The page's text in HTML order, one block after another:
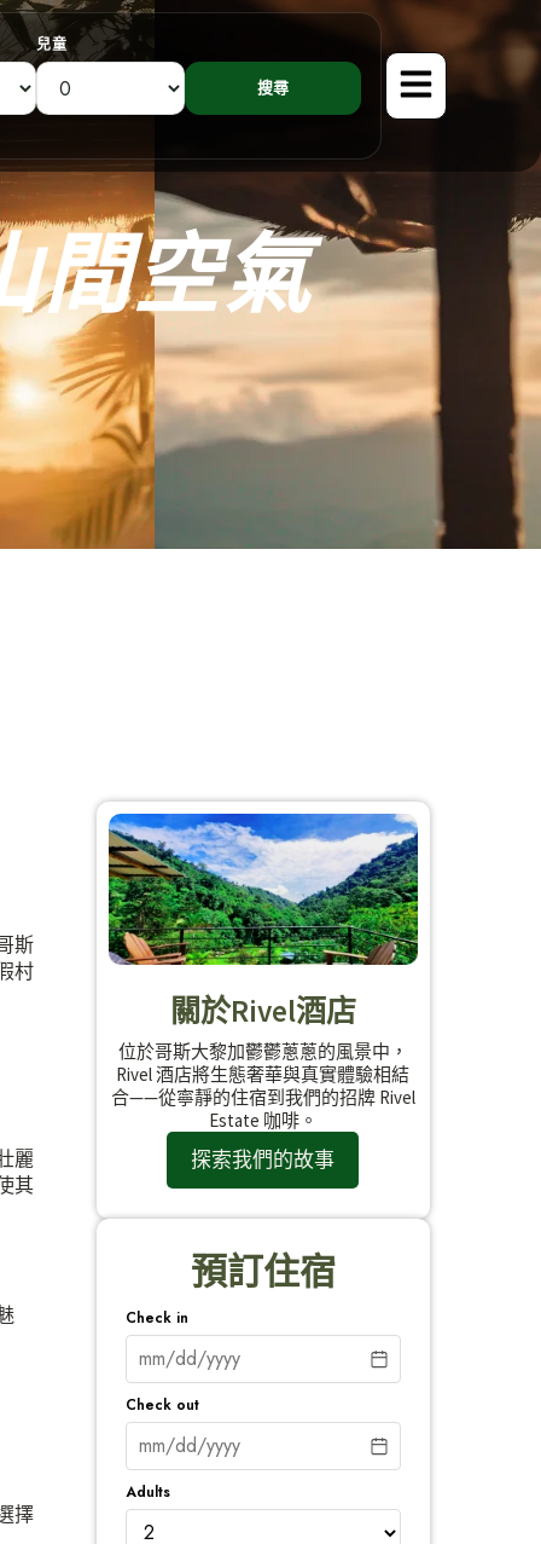
兒童
間空氣
斯
村
麗
其
擇
關於Rivel酒店
位於哥斯大黎加鬱鬱蔥蔥的風景中，
Rivel 酒店將生態奢華與真實體驗相結
合——從寧靜的住宿到我們的招牌 Rivel
Estate 咖啡。
探索我們的故事
預訂住宿
Check in
Check out
Adults